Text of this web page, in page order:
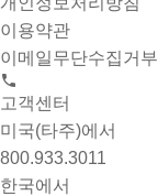
이용약관
이메일무단수집거부
고객센터
미국(타주)에서
800.933.3011
한국에서